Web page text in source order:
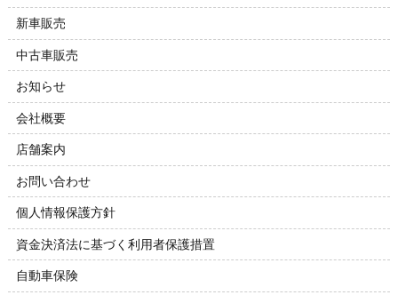
新車販売
中古車販売
お知らせ
会社概要
店舗案内
お問い合わせ
個人情報保護方針
資金決済法に基づく利用者保護措置
自動車保険